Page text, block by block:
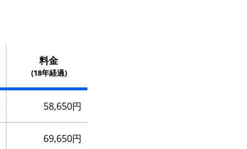
料金
(18年経過)
58,650円
69,650円